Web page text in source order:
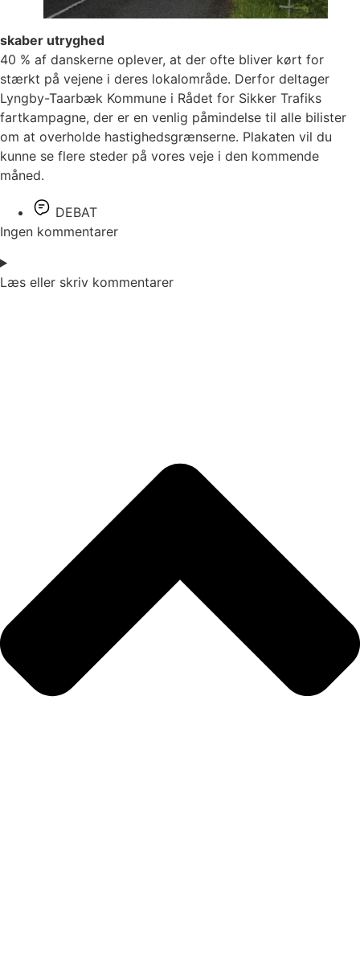
skaber utryghed
40 % af danskerne oplever, at der ofte bliver kørt for
stærkt på vejene i deres lokalområde. Derfor deltager
Lyngby-Taarbæk Kommune i Rådet for Sikker Trafiks
fartkampagne, der er en venlig påmindelse til alle bilister
om at overholde hastighedsgrænserne. Plakaten vil du
kunne se flere steder på vores veje i den kommende
måned.
DEBAT
Ingen kommentarer
Læs eller skriv kommentarer